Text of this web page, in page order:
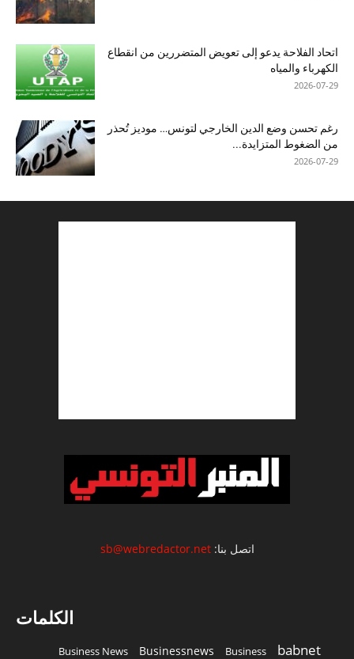
اتحاد الفلاحة يدعو إلى تعويض المتضررين من انقطاع
الكهرباء والمياه
2026-07-29
رغم تحسن وضع الدين الخارجي لتونس… موديز تُحذر
من الضغوط المتزايدة...
2026-07-29
اتصل بنا:sb@webredactor.net
الكلمات
babnet
Business
Businessnews
Business News